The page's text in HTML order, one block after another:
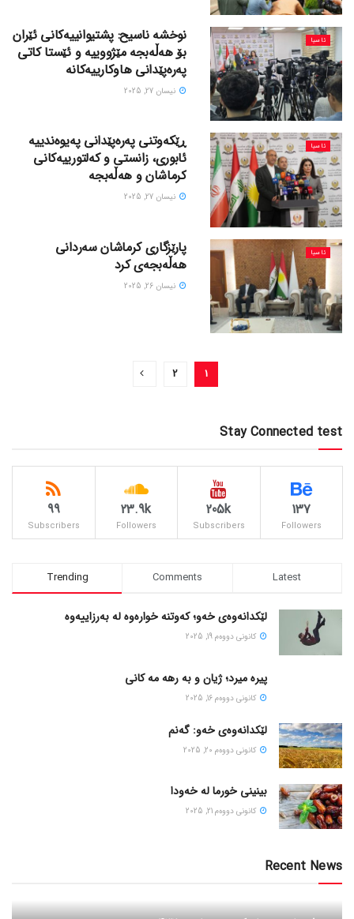
ئاسیا
نوخشە ناسیح: پشتیوانییەکانی ئێران
بۆ هەڵەبجە مێژووییە و ئێستا کاتی
پەرەپێدانی هاوکارییەکانە
نیسان 27, 2025
ئاسیا
ڕێکەوتنی پەرەپێدانی پەیوەندییە
ئابوری، زانستی و کەلتورییەکانی
کرماشان و هەڵەبجە
نیسان 27, 2025
ئاسیا
پارێزگاری کرماشان سەردانی
هەڵەبجەی کرد
نیسان 26, 2025
1
2
Stay Connected test
137
Followers
205k
Subscribers
23.9k
Followers
99
Subscribers
Trending Comments Latest
لێکدانەوەی خەو؛ کەوتنە خوارەوە لە بەرزاییەوە
كانونی دووه‌م 19, 2025
پیره میرد؛ ژیان و به رهه مه کانی
كانونی دووه‌م 16, 2025
لێکدانەوەی خەو: گەنم
كانونی دووه‌م 20, 2025
بینینی خورما لە خەودا
كانونی دووه‌م 21, 2025
Recent News